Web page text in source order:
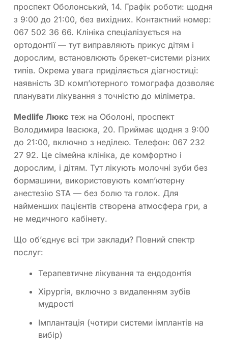
проспект Оболонський, 14. Графік роботи: щодня
з 9:00 до 21:00, без вихідних. Контактний номер:
067 502 36 66. Клініка спеціалізується на
ортодонтії — тут виправляють прикус дітям і
дорослим, встановлюють брекет-системи різних
типів. Окрема увага приділяється діагностиці:
наявність 3D комп’ютерного томографа дозволяє
планувати лікування з точністю до міліметра.
Medlife Люкс теж на Оболоні, проспект
Володимира Івасюка, 20. Приймає щодня з 9:00
до 21:00, включно з неділею. Телефон: 067 232
27 92. Це сімейна клініка, де комфортно і
дорослим, і дітям. Тут лікують молочні зуби без
бормашини, використовують комп’ютерну
анестезію STA — без болю та голок. Для
найменших пацієнтів створена атмосфера гри, а
не медичного кабінету.
Що об’єднує всі три заклади? Повний спектр
послуг:
Терапевтичне лікування та ендодонтія
Хірургія, включно з видаленням зубів
мудрості
Імплантація (чотири системи імплантів на
вибір)